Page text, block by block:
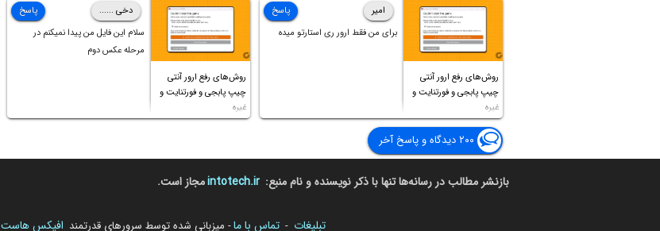
خوشبختانه ویندوز جدید رو نصب
کردم،اما متاسفانه بانصب تمامی
درایورهای لپتاپ،بازهم نور و رنگ
صفحه چه موقع کار چه موقع پخش
روش‌های رفع ارور آنتی
چیپ پابجی و فورتنایت و
غیره
امیر
برای من فقط ارور ری استارتو میده
پاسخ
روش‌های رفع ارور آنتی
چیپ پابجی و فورتنایت و
غیره
دخی ......
سلام این فایل من پیدا نمیکنم در
مرحله عکس دوم
پاسخ
۲۰۰ دیدگاه و پاسخ آخر
بازنشر مطالب در رسانه‌ها تنها با ذکر نویسنده و نام منبع: intotech.irمجاز است.
تبلیغات - تماس با ما- میزبانی شده توسط سرورهای قدرتمند افیکس هاست